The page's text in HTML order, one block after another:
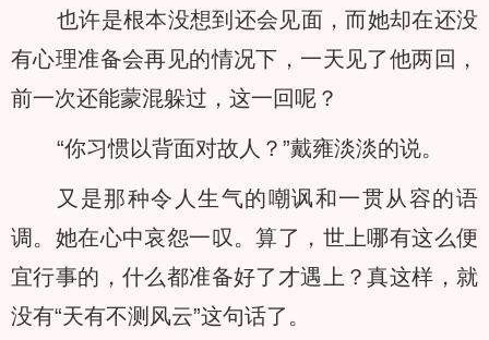
也许是根本没想到还会见面，而她却在还没
有心理准备会再见的情况下，一天见了他两回，
前一次还能蒙混躲过，这一回呢？
“你习惯以背面对故人？”戴雍淡淡的说。
又是那种令人生气的嘲讽和一贯从容的语
调。她在心中哀怨一叹。算了，世上哪有这么便
宜行事的，什么都准备好了才遇上？真这样，就
没有“天有不测风云”这句话了。